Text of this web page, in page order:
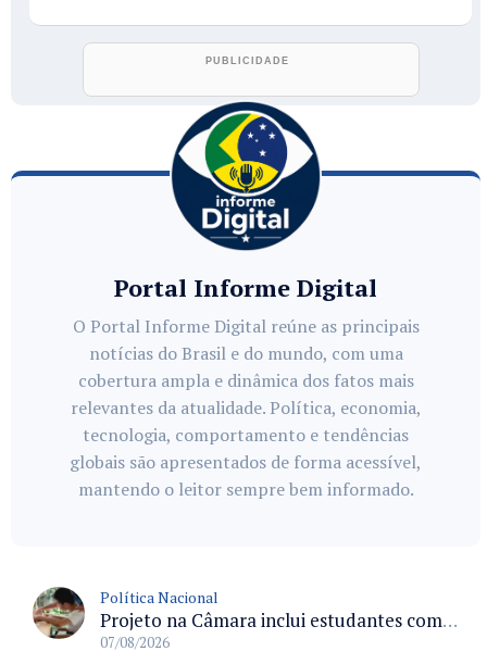
Portal Informe Digital
O Portal Informe Digital reúne as principais
notícias do Brasil e do mundo, com uma
cobertura ampla e dinâmica dos fatos mais
relevantes da atualidade. Política, economia,
tecnologia, comportamento e tendências
globais são apresentados de forma acessível,
mantendo o leitor sempre bem informado.
Política Nacional
Projeto na Câmara inclui estudantes com deficiência no regime escolar especial da LDB e estabelece critérios para frequência
07/08/2026